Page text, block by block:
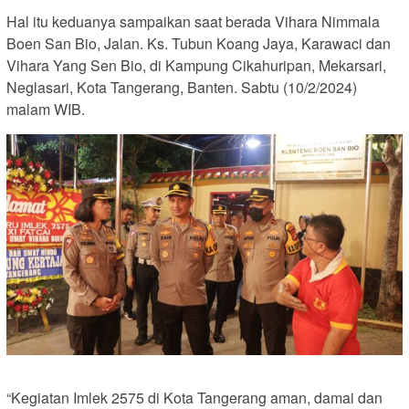
Hal itu keduanya sampaikan saat berada Vihara Nimmala
Boen San Bio, Jalan. Ks. Tubun Koang Jaya, Karawaci dan
Vihara Yang Sen Bio, di Kampung Cikahuripan, Mekarsari,
Neglasari, Kota Tangerang, Banten. Sabtu (10/2/2024)
malam WIB.
“Kegiatan Imlek 2575 di Kota Tangerang aman, damai dan